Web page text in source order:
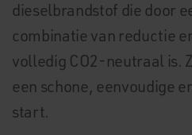
dieselbrandstof die door
combinatie van reductie
volledig CO2-neutraal is.
een schone, eenvoudige
start.